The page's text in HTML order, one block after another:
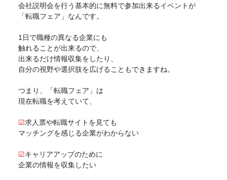
会社説明会を行う基本的に無料で参加出来るイベントが
「転職フェア 」なんです。
1日で職種の異なる企業にも
触れることが出来るので、
出来るだけ情報収集をしたり、
自分の視野や選択肢を広げることもできますね。
つまり、「転職フェア 」は
現在転職を考えていて、
☑求人票や転職サイトを見ても
マッチングを感じる企業がわからない
☑キャリアアップのために
企業の情報を収集したい